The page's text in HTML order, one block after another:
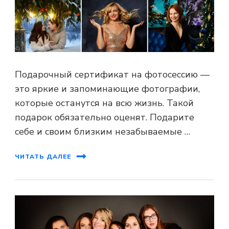
Подарочный сертификат на фотосессию —
это яркие и запоминающие фотографии,
которые останутся на всю жизнь. Такой
подарок обязательно оценят. Подарите
себе и своим близким незабываемые …
ЧИТАТЬ ДАЛЕЕ